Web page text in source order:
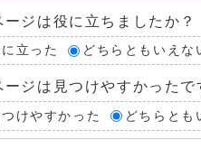
ージは役に立ちましたか？
立った どちらともいえな
ージは見つけやすかったで
つけやすかった どちらとも